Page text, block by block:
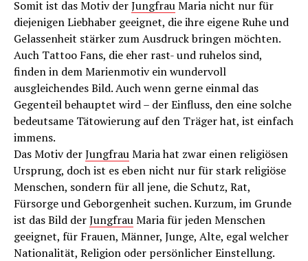
Somit ist das Motiv derJungfrauMaria nicht nur für
diejenigen Liebhaber geeignet, die ihre eigene Ruhe und
Gelassenheit stärker zum Ausdruck bringen möchten.
Auch Tattoo Fans, die eher rast- und ruhelos sind,
finden in dem Marienmotiv ein wundervoll
ausgleichendes Bild. Auch wenn gerne einmal das
Gegenteil behauptet wird – der Einfluss, den eine solche
bedeutsame Tätowierung auf den Träger hat, ist einfach
immens.
Das Motiv derJungfrauMaria hat zwar einen religiösen
Ursprung, doch ist es eben nicht nur für stark religiöse
Menschen, sondern für all jene, die Schutz, Rat,
Fürsorge und Geborgenheit suchen. Kurzum, im Grunde
ist das Bild derJungfrauMaria für jeden Menschen
geeignet, für Frauen, Männer, Junge, Alte, egal welcher
Nationalität, Religion oder persönlicher Einstellung.